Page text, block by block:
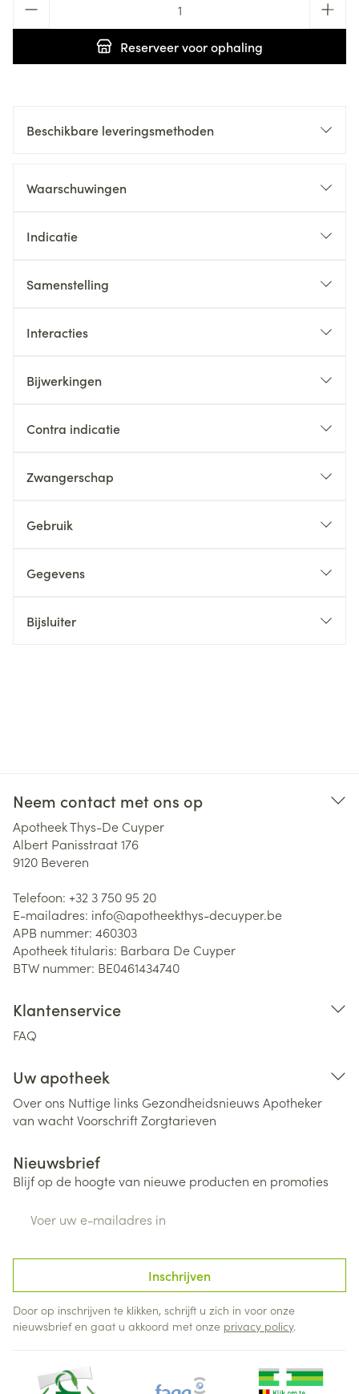
Reserveervoor ophaling
Beschikbare leveringsmethoden
Waarschuwingen
Indicatie
Samenstelling
Interacties
Bijwerkingen
Contra indicatie
Zwangerschap
Gebruik
Gegevens
Bijsluiter
Neem contact met ons op
Apotheek Thys-De Cuyper
Albert Panisstraat 176
9120 Beveren
Telefoon: +32 3 750 95 20
E-mailadres: info@apotheekthys-decuyper.be
APB nummer: 460303
Apotheek titularis: Barbara De Cuyper
BTW nummer: BE0461434740
Klantenservice
FAQ
Uw apotheek
Over ons Nuttige links Gezondheidsnieuws Apotheker
van wachtVoorschriftZorgtarieven
Nieuwsbrief
Blijf op de hoogte van nieuwe producten en promoties
Inschrijven
Door op inschrijven te klikken, schrijft u zich in voor onze
nieuwsbrief en gaat u akkoord met onze privacy policy.